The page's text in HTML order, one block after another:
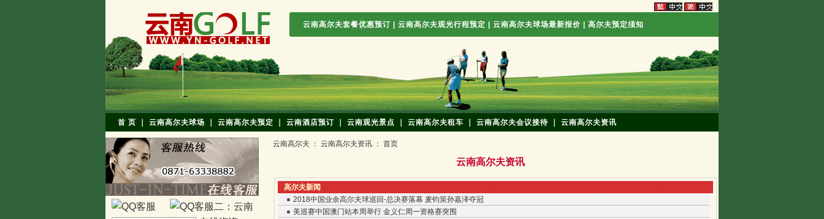
云南高尔夫套餐优惠预订 云南高尔夫观光行程预定 云南高尔夫球场最新报价 高尔夫预定须知
首 页 云南高尔夫球场 云南高尔夫预定 云南酒店预订 云南观光景点 云南高尔夫租车 云南高尔夫会议接待 云南高尔夫资讯
云南高尔夫 ： 云南高尔夫资讯 ： 首页
云南高尔夫资讯
高尔夫新闻
2018中国业余高尔夫球巡回-总决赛落幕 麦钧策孙嘉泽夺冠
美巡赛中国澳门站本周举行 金义仁周一资格赛突围